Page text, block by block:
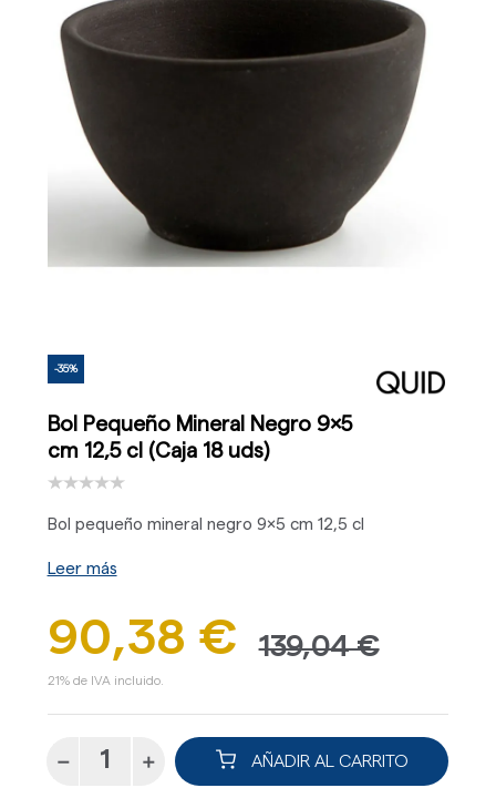
-35%
Bol Pequeño Mineral Negro 9x5
cm 12,5 cl (Caja 18 uds)
Bol pequeño mineral negro 9x5 cm 12,5 cl
Leer más
90,38 € 139,04 €
21% de IVA incluido.
AÑADIR AL CARRITO